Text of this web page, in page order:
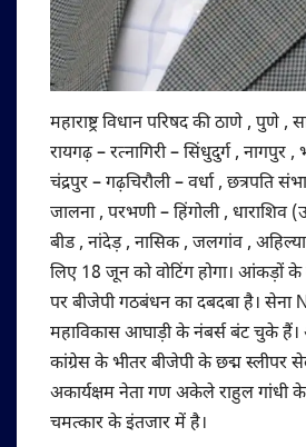
महाराष्ट्र विधान परिषद की ठाणे , पुणे ,
रायगढ़ – रत्नागिरी – सिंधुदुर्ग , नागपुर ,
चंद्रपुर – गढ़चिरौली – वर्धा , छत्रपति
जालना , परभणी – हिंगोली , धाराशिव
बीड , नांदेड़ , नासिक , जलगांव ,
लिए 18 जून को वोटिंग होगा। आंकड़ों के
पर बीजेपी गठबंधन का दबदबा है।
महाविकास आघाड़ी के नंबर्स बंट चुके
कांग्रेस के भीतर बीजेपी के छद्म स्लीपर
अकार्यक्षम नेता गण अकेले राहुल गांधी
चमत्कार के इंतजार में है।